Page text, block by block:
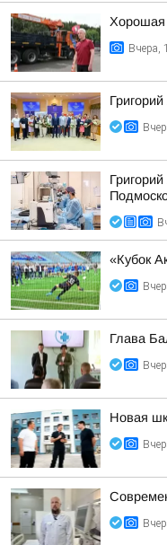
Хорошая
Вчера,
«Кубок
Глава
Новая